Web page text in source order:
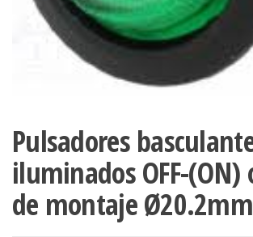
Pulsadores
iluminados OFF-
de montaje Ø20.2mm